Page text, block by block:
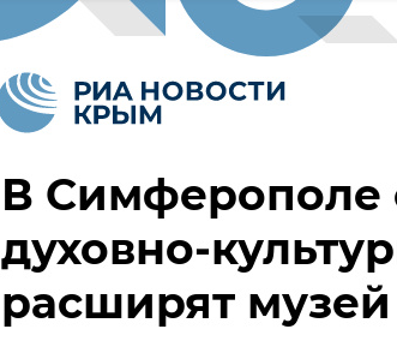
В Симферополе
духовно-
расширят